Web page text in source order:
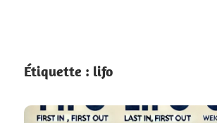
Étiquette : lifo